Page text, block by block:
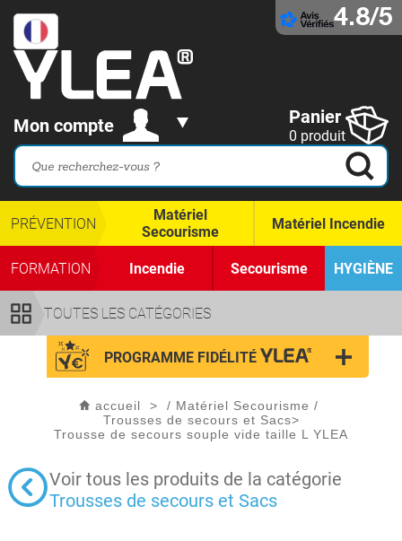
4.8/5
Mon compte Panier
0 produit
TOUTES LES CATÉGORIES
PRÉVENTION
Matériel
Secourisme
Matériel Incendie
FORMATION Incendie Secourisme HYGIÈNE
PROGRAMME FIDÉLITÉ
accueil > / Matériel Secourisme /
Trousses de secours et Sacs>
Trousse de secours souple vide taille L YLEA
Voir tous les produits de la catégorie
Trousses de secours et Sacs